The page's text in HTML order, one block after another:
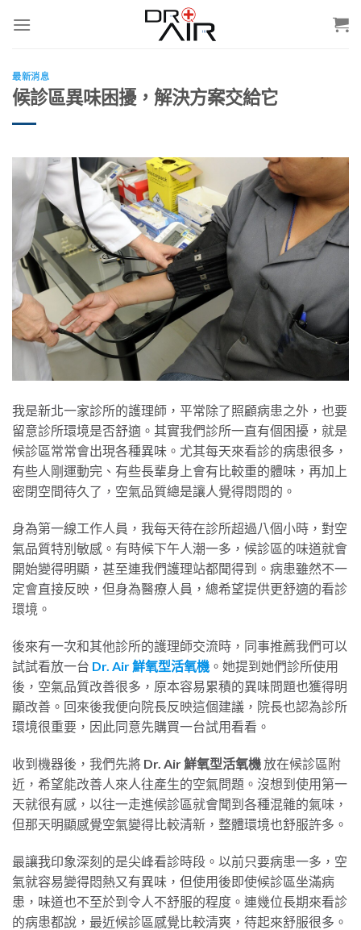
最新消息
候診區異味困擾，解決方案交給它
我是新北一家診所的護理師，平常除了照顧病患之外，也要
留意診所環境是否舒適。其實我們診所一直有個困擾，就是
候診區常常會出現各種異味。尤其每天來看診的病患很多，
有些人剛運動完、有些長輩身上會有比較重的體味，再加上
密閉空間待久了，空氣品質總是讓人覺得悶悶的。
身為第一線工作人員，我每天待在診所超過八個小時，對空
氣品質特別敏感。有時候下午人潮一多，候診區的味道就會
開始變得明顯，甚至連我們護理站都聞得到。病患雖然不一
定會直接反映，但身為醫療人員，總希望提供更舒適的看診
環境。
後來有一次和其他診所的護理師交流時，同事推薦我們可以
試試看放一台 Dr. Air 鮮氧型活氧機 。她提到她們診所使用
後，空氣品質改善很多，原本容易累積的異味問題也獲得明
顯改善。回來後我便向院長反映這個建議，院長也認為診所
環境很重要，因此同意先購買一台試用看看。
收到機器後，我們先將 Dr. Air 鮮氧型活氧機放在候診區附
近，希望能改善人來人往產生的空氣問題。沒想到使用第一
天就很有感，以往一走進候診區就會聞到各種混雜的氣味，
但那天明顯感覺空氣變得比較清新，整體環境也舒服許多。
最讓我印象深刻的是尖峰看診時段。以前只要病患一多，空
氣就容易變得悶熱又有異味，但使用後即使候診區坐滿病
患，味道也不至於到令人不舒服的程度。連幾位長期來看診
的病患都說，最近候診區感覺比較清爽，待起來舒服很多。